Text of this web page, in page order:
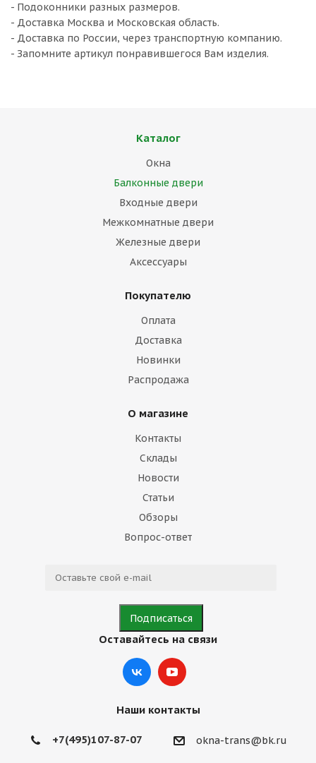
- Подоконники разных размеров.
- Доставка Москва и Московская область.
- Доставка по России, через транспортную компанию.
- Запомните артикул понравившегося Вам изделия.
Каталог
Окна
Балконные двери
Входные двери
Межкомнатные двери
Железные двери
Аксессуары
Покупателю
Оплата
Доставка
Новинки
Распродажа
О магазине
Контакты
Склады
Новости
Статьи
Обзоры
Вопрос-ответ
Оставайтесь на связи
Наши контакты
+7(495)107-87-07 okna-trans@bk.ru